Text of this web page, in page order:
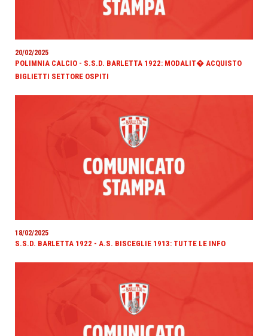
20/02/2025
POLIMNIA CALCIO - S.S.D. BARLETTA 1922: MODALIT� ACQUISTO
BIGLIETTI SETTORE OSPITI
18/02/2025
S.S.D. BARLETTA 1922 - A.S. BISCEGLIE 1913: TUTTE LE INFO